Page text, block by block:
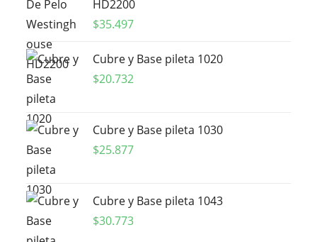
HD2200
$35.497
Cubre y Base pileta 1020
$20.732
Cubre y Base pileta 1030
$25.877
Cubre y Base pileta 1043
$30.773